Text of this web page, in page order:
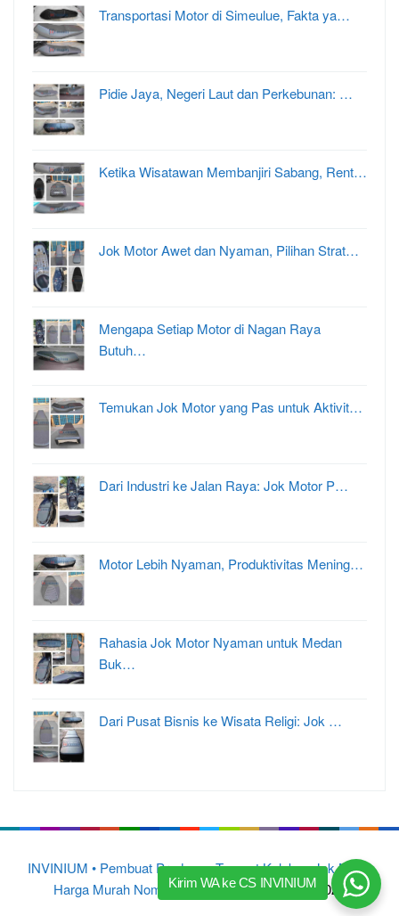
Transportasi Motor di Simeulue, Fakta ya…
Pidie Jaya, Negeri Laut dan Perkebunan: …
Ketika Wisatawan Membanjiri Sabang, Rent…
Jok Motor Awet dan Nyaman, Pilihan Strat…
Mengapa Setiap Motor di Nagan Raya
Butuh…
Temukan Jok Motor yang Pas untuk Aktivit…
Dari Industri ke Jalan Raya: Jok Motor P…
Motor Lebih Nyaman, Produktivitas Mening…
Rahasia Jok Motor Nyaman untuk Medan
Buk…
Dari Pusat Bisnis ke Wisata Religi: Jok …
INVINIUM • Pembuat Produsen Tempat Kulakan Jok Motor
Harga Murah Nomor 1 di Indonesia © 2015 – 2025
Kirim WA ke CS INVINIUM